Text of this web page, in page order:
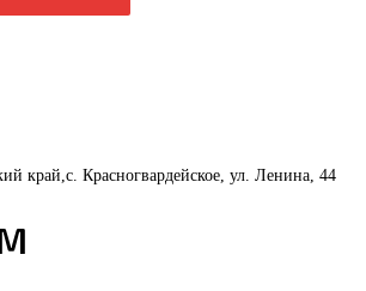
край,с. Красногвардейское, ул. Ленина, 44